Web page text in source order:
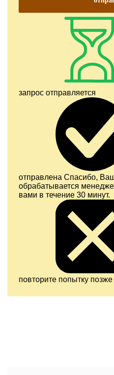
запрос отправляется
отправлена Спасибо,
обрабатывается
вами в течение 30 минут.
повторите попытку позже